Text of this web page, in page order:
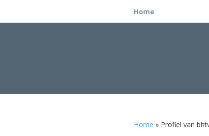
Home
Home » Profiel van